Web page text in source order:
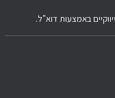
באמצעות דוא"ל.